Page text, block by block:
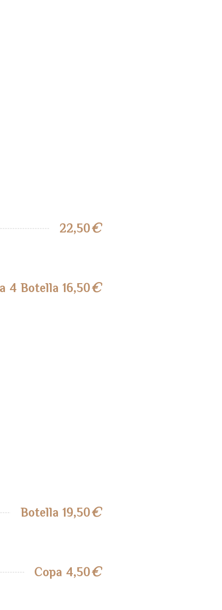
22,50€
4 Botella 16,50€
Botella 19,50€
Copa 4,50€